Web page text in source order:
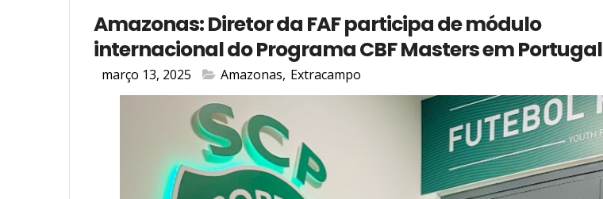
Amazonas: Diretor da FAF participa de módulo
internacional do Programa CBF Masters em Portugal
março 13, 2025 Amazonas, Extracampo